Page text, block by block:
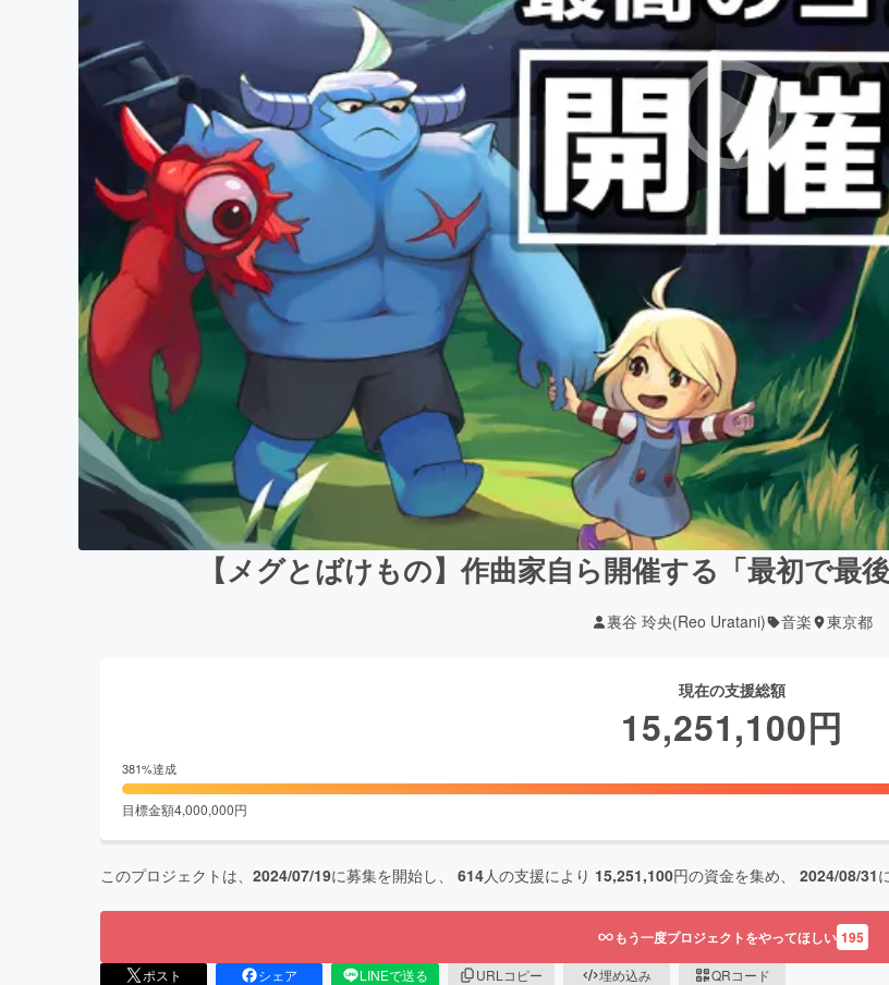
【メグとばけもの】作曲家自ら開催する「最初で最
裏谷 玲央(Reo Uratani) 音楽 東京都
現在の支援総額
15,251,100円
381%達成
目標金額4,000,000円
このプロジェクトは、 2024/07/19に募集を開始し、 614人の支援により 15,251,100円の資金を集め、 2024/08/31
もう一度プロジェクトをやってほしい 195
ポスト シェア LINEで送る URLコピー 埋め込み QRコード